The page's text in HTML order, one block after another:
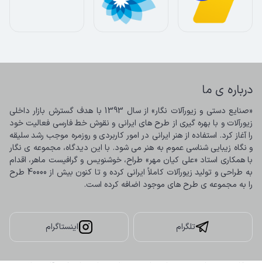
درباره ی ما
را به مجموعه ی طرح های موجود اضافه کرده است.
تلگرام اینستاگرام